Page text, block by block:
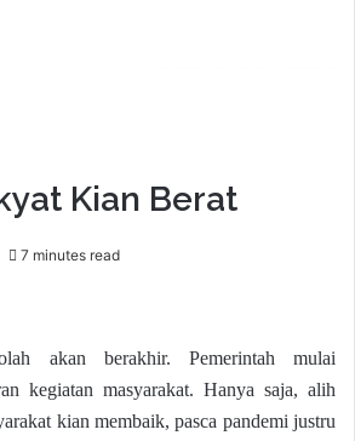
Kian Berat
7 minutes read
akan berakhir. Pemerintah mulai
kegiatan masyarakat. Hanya saja, alih
kian membaik, pasca pandemi justru